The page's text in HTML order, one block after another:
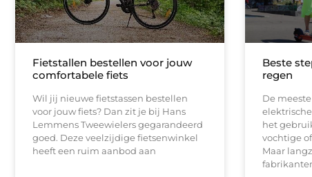
Fietstallen bestellen voor jouw
comfortabele fiets
Wil jij nieuwe fietstassen bestellen
voor jouw fiets? Dan zit je bij Hans
Lemmens Tweewielers gegarandeerd
goed. Deze veelzijdige fietsenwinkel
heeft een ruim aanbod aan
Beste
regen
De
het
vochtige
Maar